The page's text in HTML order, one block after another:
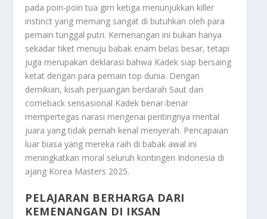
pada poin-poin tua gim ketiga menunjukkan killer
instinct yang memang sangat di butuhkan oleh para
pemain tunggal putri. Kemenangan ini bukan hanya
sekadar tiket menuju babak enam belas besar, tetapi
juga merupakan deklarasi bahwa Kadek siap bersaing
ketat dengan para pemain top dunia. Dengan
demikian, kisah perjuangan berdarah Saut dan
comeback sensasional Kadek benar-benar
mempertegas narasi mengenai pentingnya mental
juara yang tidak pernah kenal menyerah. Pencapaian
luar biasa yang mereka raih di babak awal ini
meningkatkan moral seluruh kontingen Indonesia di
ajang Korea Masters 2025.
PELAJARAN BERHARGA DARI
KEMENANGAN DI IKSAN